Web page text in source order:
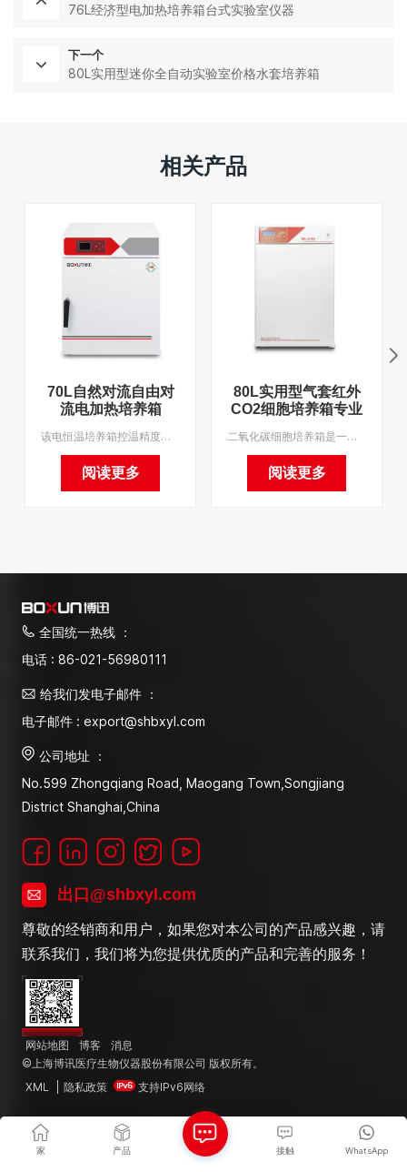
76L经济型电加热培养箱台式实验室仪器
下一个
80L实用型迷你全自动实验室价格水套培养箱
相关产品
70L自然对流自由对
流电加热培养箱
该电恒温培养箱控温精度高，热量分布好，适用于室温+5℃至100℃的所有恒温实验。我们支持OEM，最小起订量为1。
阅读更多
80L实用型气套红外
CO2细胞培养箱专业
二氧化碳细胞培养箱是一种先进的细胞、组织和细菌培养仪器。 是免疫学、肿瘤学、遗传学和生物工程发展所必需的关键设备，广泛应用于微生物学、农业科学和药理学的研究和生产。 我们支持 OEM，最小起订量为 1。
阅读更多
全国统一热线 ：
电话 : 86-021-56980111
给我们发电子邮件 ：
电子邮件 : export@shbxyl.com
公司地址 ：
No.599 Zhongqiang Road, Maogang Town,Songjiang
District Shanghai,China
出口@shbxyl.com
尊敬的经销商和用户，如果您对本公司的产品感兴趣，请
联系我们，我们将为您提供优质的产品和完善的服务！
网站地图 博客
消息
©上海博讯医疗生物仪器股份有限公司 版权所有。
XML
隐私政策 支持IPv6网络
家 产品 WhatsApp
接触